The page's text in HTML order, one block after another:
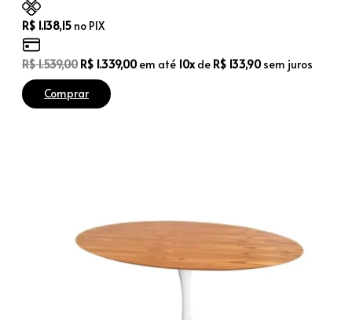
R$ 1.138,15 no PIX
R$1.539,00 O
preço
original
R$ 1.339,00O
em até 10x de R$ 133,90sem juros
Comprar